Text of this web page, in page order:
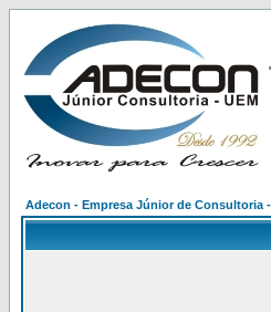
Adecon - Empresa Júnior de Consultoria